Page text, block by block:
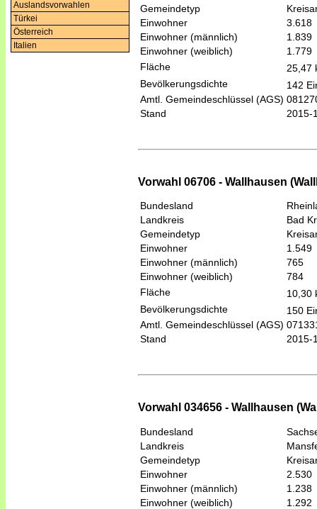
Auslandsvorwahlen
Türkei
Österreich
Italien
Gemeindetyp
Einwohner
3.618
Einwohner (männlich)
1.839
Einwohner (weiblich)
1.779
Fläche
25,47
Bevölkerungsdichte
142
Amtl. Gemeindeschlüssel (AGS)
Stand
2015-
Vorwahl 06706 - Wallhausen
Bundesland
Landkreis
Bad
Gemeindetyp
Einwohner
1.549
Einwohner (männlich)
765
Einwohner (weiblich)
784
Fläche
10,30
Bevölkerungsdichte
150
Amtl. Gemeindeschlüssel (AGS)
Stand
2015-
Vorwahl 034656 - Wallhausen
Bundesland
Landkreis
Gemeindetyp
Einwohner
2.530
Einwohner (männlich)
1.238
Einwohner (weiblich)
1.292